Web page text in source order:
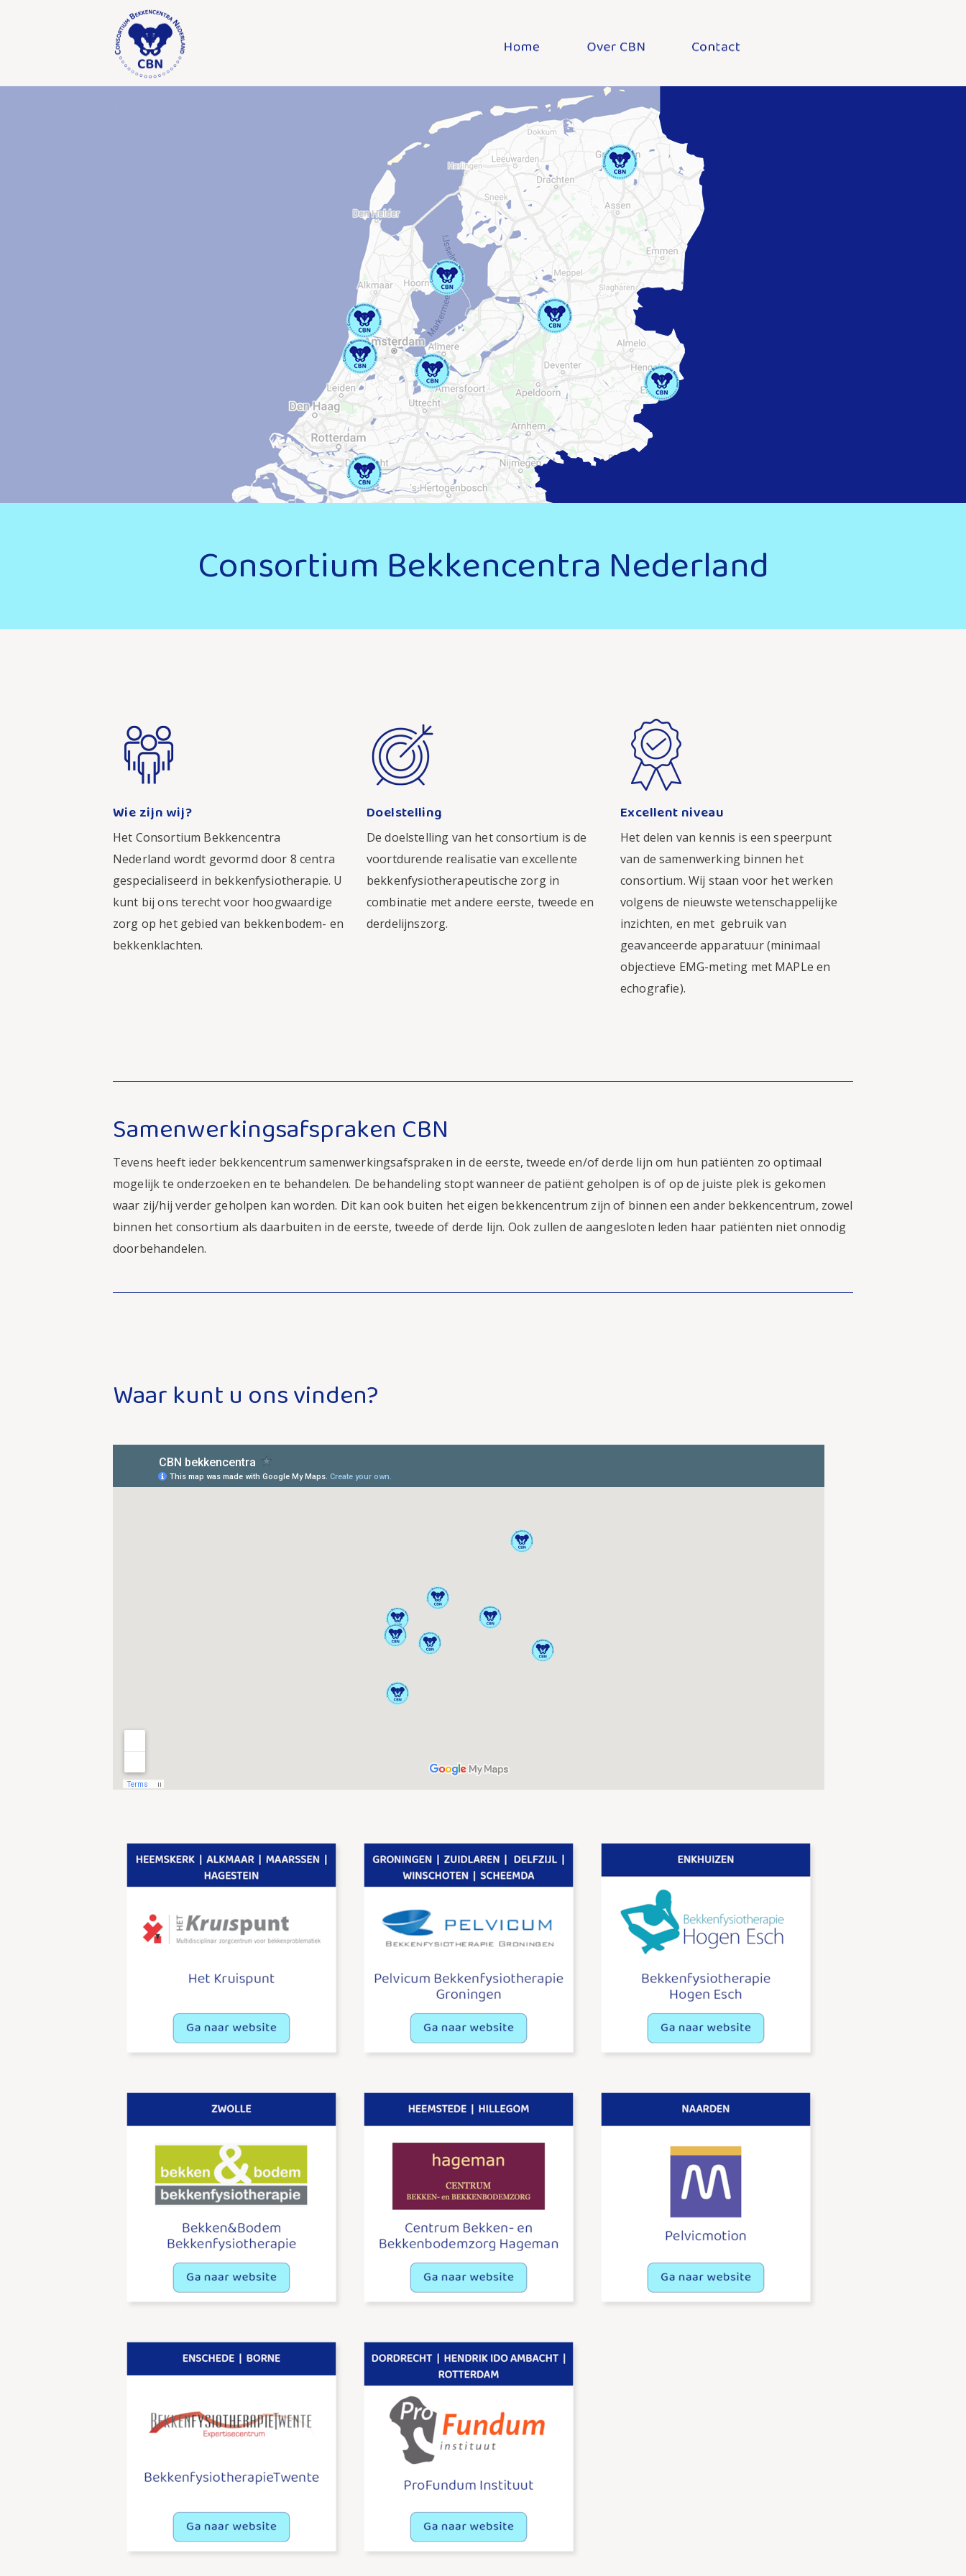
Consortium Bekkencentra Nederland
Wie zijn wij?
Het Consortium Bekkencentra
Nederland wordt gevormd door 8 centra
gespecialiseerd in bekkenfysiotherapie. U
kunt bij ons terecht voor hoogwaardige
zorg op het gebied van bekkenbodem- en
bekkenklachten.
Doelstelling
De doelstelling van het consortium is de
voortdurende realisatie van excellente
bekkenfysiotherapeutische zorg in
combinatie met andere eerste, tweede en
derdelijnszorg.
Excellent niveau
Het delen van kennis is een speerpunt
van de samenwerking binnen het
consortium. Wij staan voor het werken
volgens de nieuwste wetenschappelijke
inzichten, en met gebruik van
geavanceerde apparatuur (minimaal
objectieve EMG-meting met MAPLe en
echografie).
Samenwerkingsafspraken CBN
Tevens heeft ieder bekkencentrum samenwerkingsafspraken in de eerste, tweede en/of derde lijn om hun patiënten zo optimaal
mogelijk te onderzoeken en te behandelen. De behandeling stopt wanneer de patiënt geholpen is of op de juiste plek is gekomen
waar zij/hij verder geholpen kan worden. Dit kan ook buiten het eigen bekkencentrum zijn of binnen een ander bekkencentrum, zowel
binnen het consortium als daarbuiten in de eerste, tweede of derde lijn. Ook zullen de aangesloten leden haar patiënten niet onnodig
doorbehandelen.
Waar kunt u ons vinden?